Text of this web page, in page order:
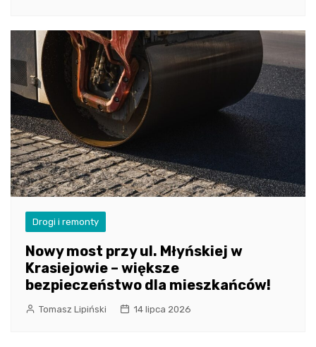
Drogi i remonty
Nowy most przy ul. Młyńskiej w
Krasiejowie – większe
bezpieczeństwo dla mieszkańców!
Tomasz Lipiński 14 lipca 2026